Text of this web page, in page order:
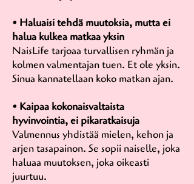
• Haluaisi tehdä muutoksia, mutta ei
halua kulkea matkaa yksin
NaisLife tarjoaa turvallisen ryhmän ja
kolmen valmentajan tuen. Et ole yksin.
Sinua kannatellaan koko matkan ajan.
• Kaipaa kokonaisvaltaista
hyvinvointia, ei pikaratkaisuja
Valmennus yhdistää mielen, kehon ja
arjen tasapainon. Se sopii naiselle, joka
haluaa muutoksen, joka oikeasti
juurtuu.